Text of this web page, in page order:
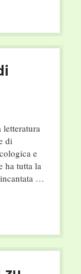
di
e
ha tutta la
…